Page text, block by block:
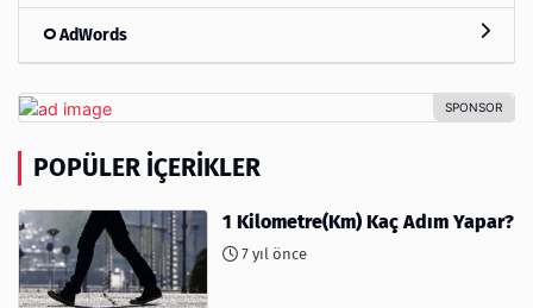
AdWords
POPÜLER İÇERIKLER
1 Kilometre(Km) Kaç Adım Yapar?
7 yıl önce